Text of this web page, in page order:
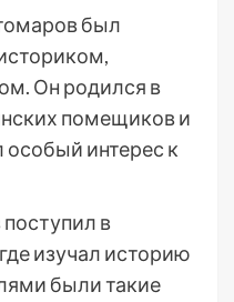
был
Он родился в
помещиков и
интерес к
в
изучал историю
были такие